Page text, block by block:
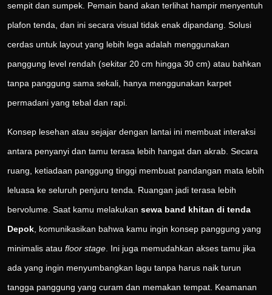
sempit dan sumpek. Pemain band akan terlihat hampir menyentuh
plafon tenda, dan ini secara visual tidak enak dipandang. Solusi
cerdas untuk layout yang lebih lega adalah menggunakan
panggung level rendah (sekitar 20 cm hingga 30 cm) atau bahkan
tanpa panggung sama sekali, hanya menggunakan karpet
permadani yang tebal dan rapi.
Konsep lesehan atau sejajar dengan lantai ini membuat interaksi
antara penyanyi dan tamu terasa lebih hangat dan akrab. Secara
ruang, ketiadaan panggung tinggi membuat pandangan mata lebih
leluasa ke seluruh penjuru tenda. Ruangan jadi terasa lebih
bervolume. Saat kamu melakukan sewa band khitan di tenda
Depok , komunikasikan bahwa kamu ingin konsep panggung yang
minimalis atau floor stage . Ini juga memudahkan akses tamu jika
ada yang ingin menyumbangkan lagu tanpa harus naik turun
tangga panggung yang curam dan memakan tempat. Keamanan